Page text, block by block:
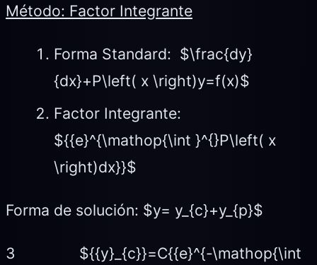
Método: Factor Integrante
Forma Standard: $\frac{dy}
{dx}+P\left( x \right)y=f(x)$
Factor Integrante:
${{e}^{\mathop{\int }^{}P\left( x
\right)dx}}$
Forma de solución: $y= y_{c}+y_{p}$
3 ${{y}_{c}}=C{{e}^{-\mathop{\int